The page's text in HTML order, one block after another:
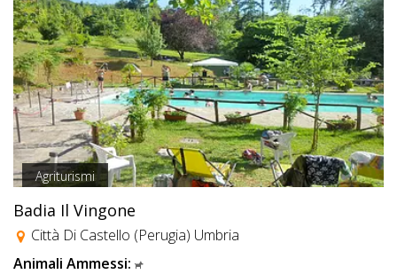
Agriturismi
Badia Il Vingone
Città Di Castello (Perugia) Umbria
Animali Ammessi: